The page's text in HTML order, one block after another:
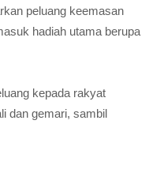
peluang keemasan
hadiah utama berupa
kepada rakyat
dan gemari, sambil